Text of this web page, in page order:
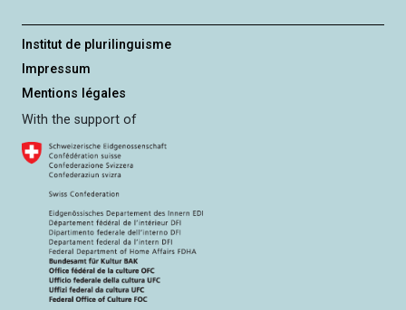
Institut de plurilinguisme
Impressum
Mentions légales
With the support of